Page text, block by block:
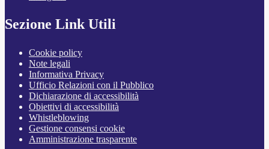
Sezione Link Utili
Cookie policy
Note legali
Informativa Privacy
Ufficio Relazioni con il Pubblico
Dichiarazione di accessibilità
Obiettivi di accessibilità
Whistleblowing
Gestione consensi cookie
Amministrazione trasparente